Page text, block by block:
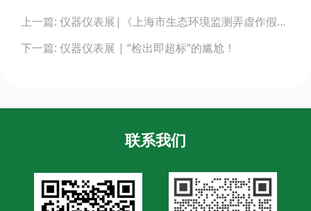
navigation
上一篇: 仪器仪表展|《上海市生态环境监测弄虚作假行为调查处理办法》
下一篇: 仪器仪表展 | “检出即超标”的尴尬！
联系我们